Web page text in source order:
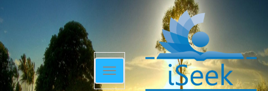
Toggle
navigation